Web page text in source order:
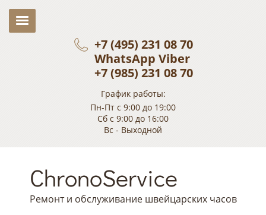
+7 (495) 231 08 70
WhatsApp Viber
+7 (985) 231 08 70
График работы:
Пн-Пт с 9:00 до 19:00
Сб с 9:00 до 16:00
Вс - Выходной
ChronoService
Ремонт и обслуживание швейцарских часов